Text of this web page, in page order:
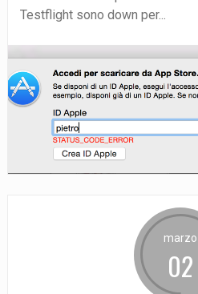
Testflight sono down per...
marzo
02